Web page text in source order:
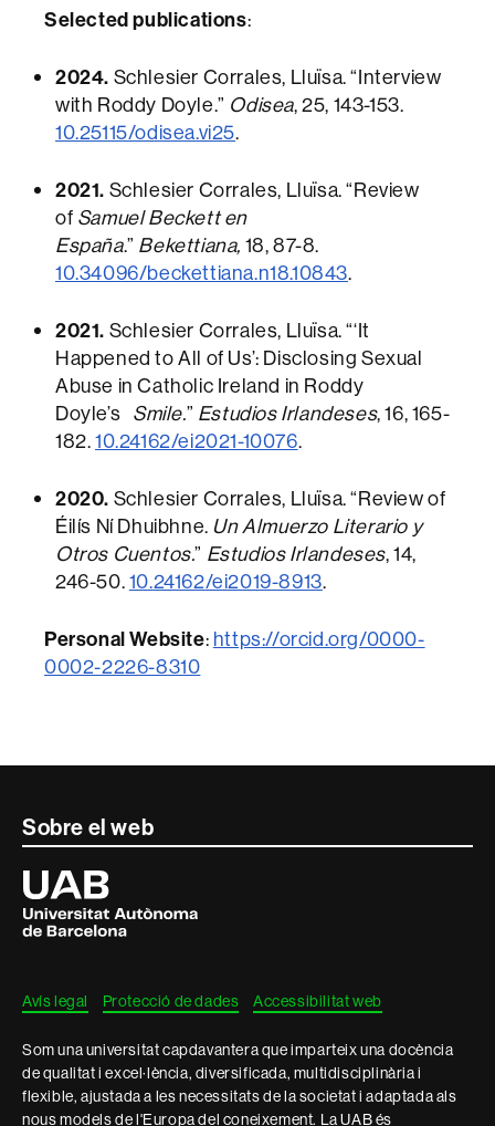
Selected publications:
2024. Schlesier Corrales, Lluïsa. “Interview
with Roddy Doyle.” Odisea, 25, 143-153.
10.25115/odisea.vi25.
2021. Schlesier Corrales, Lluïsa. “Review
of Samuel Beckett en
España.” Bekettiana, 18, 87-8.
10.34096/beckettiana.n18.10843.
2021. Schlesier Corrales, Lluïsa. “‘It
Happened to All of Us’: Disclosing Sexual
Abuse in Catholic Ireland in Roddy
Doyle’s Smile.” Estudios Irlandeses, 16, 165-
182.10.24162/ei2021-10076.
2020. Schlesier Corrales, Lluïsa. “Review of
Éilís Ní Dhuibhne. Un Almuerzo Literario y
Otros Cuentos.” Estudios Irlandeses, 14,
246-50.10.24162/ei2019-8913.
Personal Website: https://orcid.org/0000-
0002-2226-8310
Contacte
informació
legal
Sobre el web
Universitat
Autònoma
de
Barcelona
Avís legal Protecció de dades Accessibilitat web
Som una universitat capdavantera que imparteix una docència
de qualitat i excel·lència, diversificada, multidisciplinària i
flexible, ajustada a les necessitats de la societat i adaptada als
nous models de l'Europa del coneixement. La UAB és